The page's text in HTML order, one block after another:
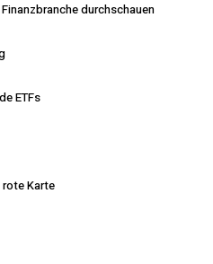
durchschauen
ETFs
rote Karte